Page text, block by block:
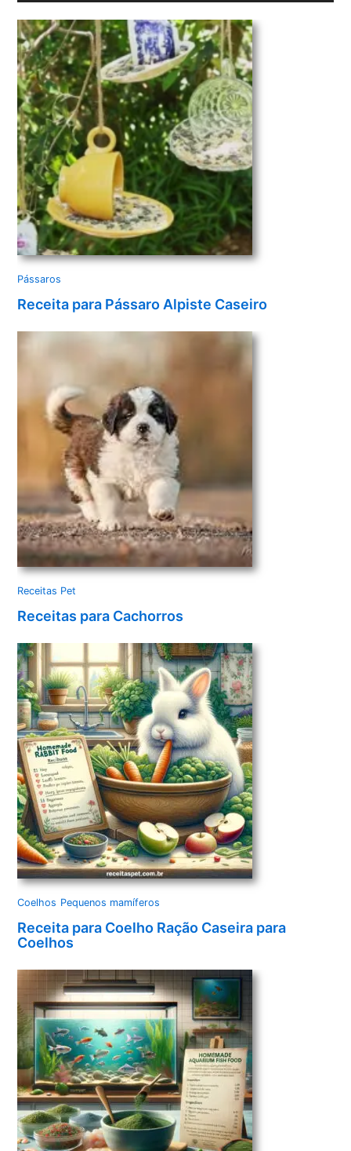
d
e
o
Pássaros
Receita para Pássaro Alpiste Caseiro
Receitas Pet
Receitas para Cachorros
Coelhos Pequenos mamíferos
Receita para Coelho Ração Caseira para
Coelhos